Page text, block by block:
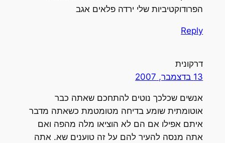
הפרודוקטיביות שלי ירדה פלאים אגב
Reply
דרקונית
13 בדצמבר, 2007
אנשים שכלכך נוטים להתחכם שאתה כבר
אוטומתית שומע בדיחה מטומטמת כשאתה מדבר
איתם אפילו אם הם לא הוציאו מלה מהפה ואם
אתה מנסה להעיר להם על זה טוענים שא. אתה